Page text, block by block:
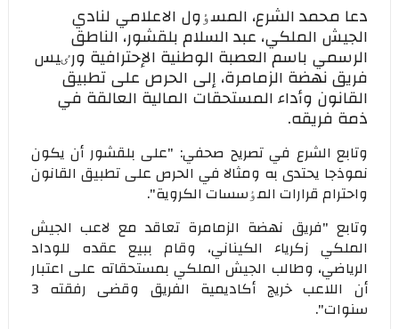
دعا محمد الشرع، المسٶول الاعلامي لنادي
الجيش الملكي، عبد السلام بلقشور، الناطق
الرسمي باسم العصبة الوطنية الإحترافية ورٸيس
فريق نهضة الزمامرة، إلی الحرص علی تطبيق
القانون وأداء المستحقات المالية العالقة في
ذمة فريقه.
وتابع الشرع في تصريح صحفي: "علی بلقشور أن يكون
نموذجا يحتدی به ومثالا في الحرص علی تطبيق القانون
واحترام قرارات المٶسسات الكروية".
وتابع "فريق نهضة الزمامرة تعاقد مع لاعب الجيش
الملكي زكرياء الكيناني، وقام ببيع عقده للوداد
الرياضي، وطالب الجيش الملكي بمستحقاته علی اعتبار
أن اللاعب خريج أكاديمية الفريق وقضی رفقته 3
سنوات".